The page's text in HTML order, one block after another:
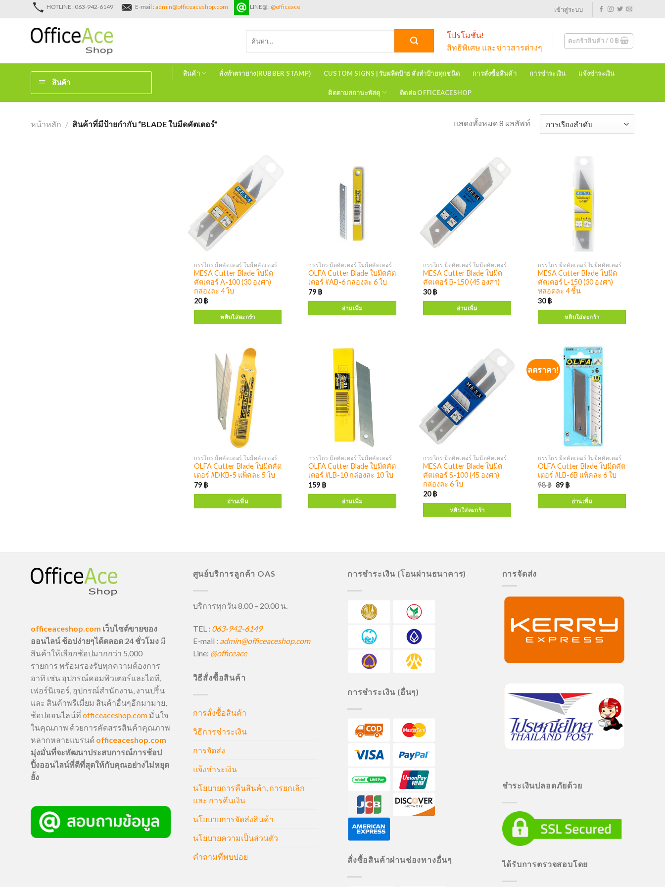
HOTLINE : 063-942-6149 E-mail : admin@officeaceshop.com LINE@ : @officeace เข้าสู่ระบบ
โปรโมชั่น!
สิทธิพิเศษ และข่าวสารต่างๆ
ตะกร้าสินค้า / 0฿
สินค้า
สินค้า สั่งทำตรายาง(RUBBER STAMP) CUSTOM SIGNS | รับผลิตป้าย สั่งทำป้ายทุกชนิด การสั่งซื้อสินค้า การชำระเงิน แจ้งชำระเงิน
ติดตามสถานะพัสดุ ติดต่อ OFFICEACESHOP
หน้าหลัก / สินค้าที่มีป้ายกำกับ “BLADE ใบมีดคัตเตอร์” แสดงทั้งหมด 8 ผลลัพท์
กรรไกร มีดคัตเตอร์ ใบมีดคัตเตอร์
MESA Cutter Blade ใบมีด
คัตเตอร์ A-100 (30 องศา)
กล่องละ 4 ใบ
20฿
หยิบใส่ตะกร้า
กรรไกร มีดคัตเตอร์ ใบมีดคัตเตอร์
MESA Cutter Blade ใบมีด
คัตเตอร์ B-150 (45 องศา)
30฿
อ่านเพิ่ม
กรรไกร มีดคัตเตอร์ ใบมีดคัตเตอร์
MESA Cutter Blade ใบมีด
คัตเตอร์ L-150 (30 องศา)
หลอดละ 4 ชิ้น
30฿
หยิบใส่ตะกร้า
กรรไกร มีดคัตเตอร์ ใบมีดคัตเตอร์
MESA Cutter Blade ใบมีด
คัตเตอร์ S-100 (45 องศา)
กล่องละ 6 ใบ
20฿
หยิบใส่ตะกร้า
กรรไกร มีดคัตเตอร์ ใบมีดคัตเตอร์
OLFA Cutter Blade ใบมีดคัต
เตอร์ #AB-6 กล่องละ 6 ใบ
79 ฿
อ่านเพิ่ม
กรรไกร มีดคัตเตอร์ ใบมีดคัตเตอร์
OLFA Cutter Blade ใบมีดคัต
เตอร์ #DKB-5 แพ็คละ 5 ใบ
79 ฿
อ่านเพิ่ม
กรรไกร มีดคัตเตอร์ ใบมีดคัตเตอร์
OLFA Cutter Blade ใบมีดคัต
เตอร์ #LB-10 กล่องละ 10 ใบ
159 ฿
อ่านเพิ่ม
ลดราคา!
กรรไกร มีดคัตเตอร์ ใบมีดคัตเตอร์
OLFA Cutter Blade ใบมีดคัต
เตอร์ #LB-6B แพ็คละ 6 ใบ
98฿ 89 ฿
อ่านเพิ่ม
officeaceshop.com เว็บไซต์ขายของ
ออนไลน์ ช้อปง่ายๆได้ตลอด 24 ชั่วโมง มี
สินค้าให้เลือกช้อปมากกว่า 5,000
รายการ พร้อมรองรับทุกความต้องการ
อาทิ เช่น อุปกรณ์คอมพิวเตอร์และไอที,
เฟอร์นิเจอร์, อุปกรณ์สำนักงาน, งานปริ้น
และ สินค้าพรีเมี่ยม สินค้าอื่นๆอีกมามาย,
ช้อปออนไลน์ที่ officeaceshop.com มั่นใจ
ในคุณภาพ ด้วยการคัดสรรสินค้าคุณภาพ
หลากหลายแบรนด์ officeaceshop.com
มุ่งมั่นที่จะพัฒนาประสบการณ์การช้อป
ปิ้งออนไลน์ที่ดีที่สุดให้กับคุณอย่างไม่หยุด
ยั้ง
ศูนย์บริการลูกค้า OAS
บริการทุกวัน 8.00 – 20.00 น.
TEL : 063-942-6149
E-mail : admin@officeaceshop.com
Line: @officeace
วิธีสั่งซื้อสินค้า
การสั่งซื้อสินค้า
วิธีการชำระเงิน
การจัดส่ง
แจ้งชำระเงิน
นโยบายการคืนสินค้า, การยกเลิก
และ การคืนเงิน
นโยบายการจัดส่งสินค้า
นโยบายความเป็นส่วนตัว
คำถามที่พบบ่อย
การชำระเงิน (โอนผ่านธนาคาร)
การชำระเงิน (อื่นๆ)
สั่งซื้อสินค้าผ่านช่องทางอื่นๆ
การจัดส่ง
ชำระเงินปลอดภัยด้วย
ได้รับการตรวจสอบโดย